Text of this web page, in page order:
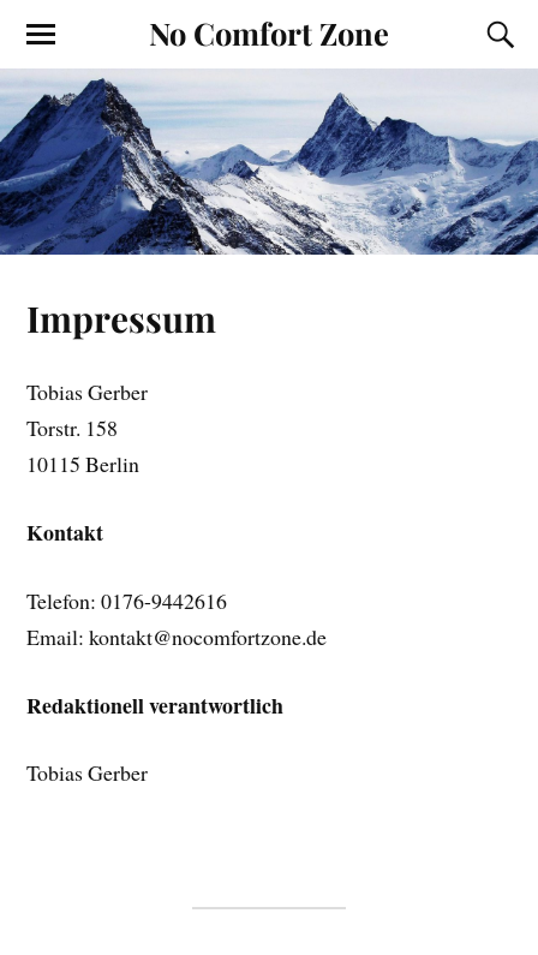
No Comfort Zone
Impressum
Tobias Gerber
Torstr. 158
10115 Berlin
Kontakt
Telefon: 0176-9442616
Email: kontakt@nocomfortzone.de
Redaktionell verantwortlich
Tobias Gerber